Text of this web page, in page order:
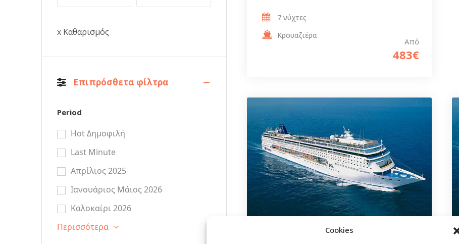
Cookies
Από
483€
7 νύχτες
Κρουαζιέρα
x Καθαρισμός
Επιπρόσθετα φίλτρα
Period
Hot Δημοφιλή
Last Minute
Απρίλιος 2025
Ιανουάριος Μάιος 2026
Καλοκαίρι 2026
Περισσότερα